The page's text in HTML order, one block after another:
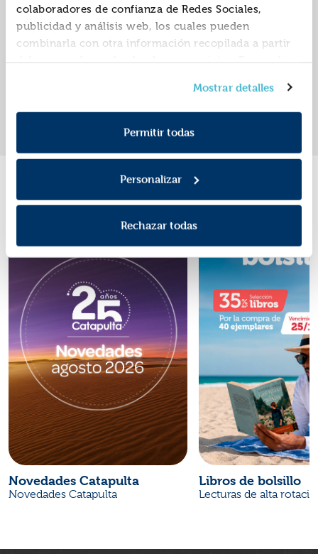
colaboradores de confianza de Redes Sociales,
publicidad y análisis web, los cuales pueden
combinarla con otra información recopilada a partir
del uso que hayas hecho de sus servicios. Recuerda
consentimiento en cualquier momento. Para más
información consulta laPolítica de Cookiesy la
Política de Privacidad.
Mostrar detalles
Permitir todas
Personalizar
Rechazar todas
ISBN:9788467983241
Editorial:Norma
Autor:Manara, Milo
« 1 »
Promociones
Novedades Catapulta
Novedades Catapulta
Libros de bolsillo
Lecturas de alta